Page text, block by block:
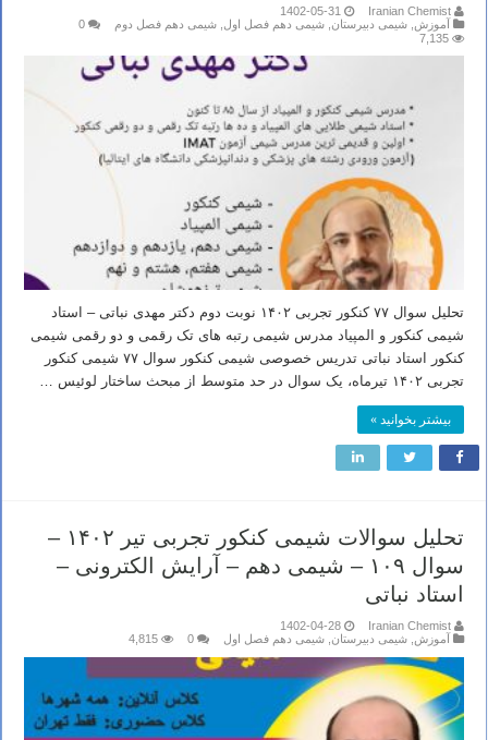
Iranian Chemist
1402-05-31
آموزش شیمی دبیرستان شیمی دهم فصل اول شیمی دهم فصل دوم
0
7,135
تحلیل سوال ۷۷ کنکور تجربی ۱۴۰۲ نوبت دوم دکتر مهدی نباتی – استاد
شیمی کنکور و المپیاد مدرس شیمی رتبه های تک رقمی و دو رقمی شیمی
کنکور استاد نباتی تدریس خصوصی شیمی کنکور سوال ۷۷ شیمی کنکور
تجربی ۱۴۰۲ تیرماه، یک سوال در حد متوسط از مبحث ساختار لوئیس …
بیشتر بخوانید »
تحلیل سوالات شیمی کنکور تجربی تیر ۱۴۰۲ –
سوال ۱۰۹ – شیمی دهم – آرایش الکترونی –
استاد نباتی
Iranian Chemist
1402-04-28
آموزش شیمی دبیرستان شیمی دهم فصل اول 0
4,815